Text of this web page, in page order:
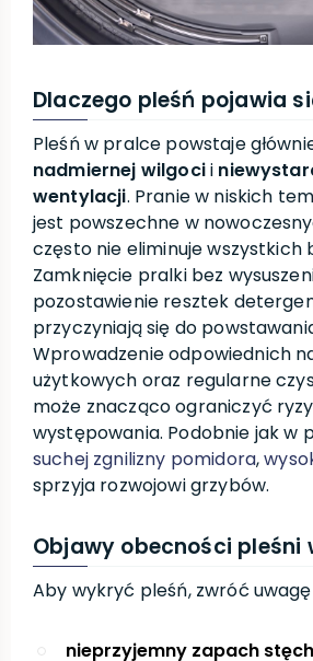
Dlaczego pleśń pojawia
Pleśń w pralce powstaje
nadmiernej wilgocii
wentylacji. Pranie w niskich
jest powszechne w
często nie eliminuje wszystkich
Zamknięcie pralki bez
pozostawienie resztek
przyczyniają się do
Wprowadzenie odpowiednich
użytkowych oraz regularne
może znacząco ograniczyć
występowania. Podobnie jak w
suchej zgnilizny pomidora,
sprzyja rozwojowi grzybów.
Objawy obecności pleśni
Aby wykryć pleśń, zwróć uwagę
nieprzyjemny zapach